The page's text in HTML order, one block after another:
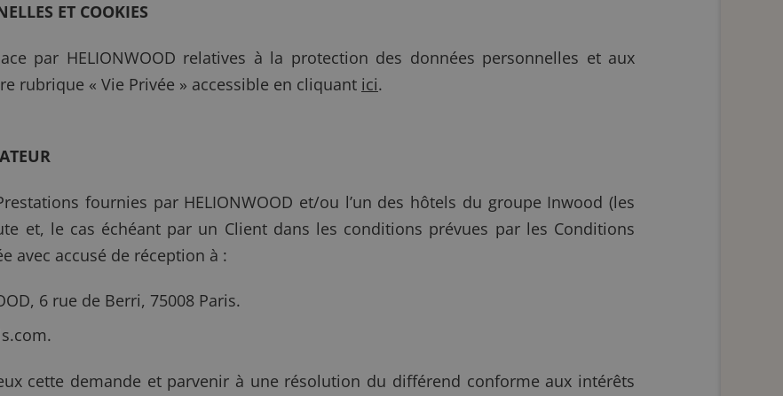
ET COOKIES
par HELIONWOOD relatives à la protection des données personnelles et aux
rubrique « Vie Privée » accessible en cliquant ici.
fournies par HELIONWOOD et/ou l’un des hôtels du groupe Inwood (les
et, le cas échéant par un Client dans les conditions prévues par les Conditions
avec accusé de réception à :
6 rue de Berri, 75008 Paris.
.
cette demande et parvenir à une résolution du différend conforme aux intérêts